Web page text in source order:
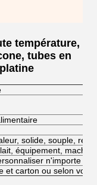
température,
tubes en
solide, souple,
équipement,
n'importe
et carton ou selon vos